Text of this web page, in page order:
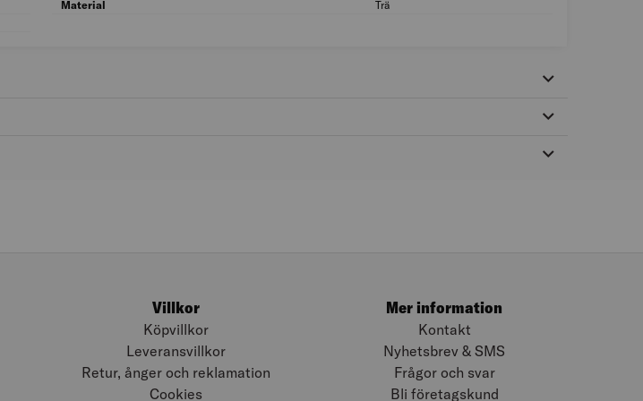
Träslag: EKMaterial Trä
Villkor
Köpvillkor
Leveransvillkor
Retur, ånger och reklamation
Cookies
Mer information
Kontakt
Nyhetsbrev & SMS
Frågor och svar
Bli företagskund